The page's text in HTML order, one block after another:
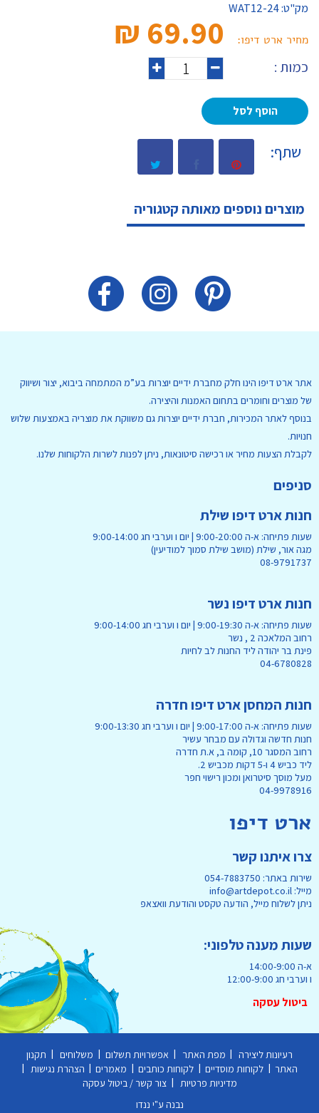
מק"ט:WAT12-24
מחיר ארט דיפו: 69.90 ₪‎
כמות :
הוסף לסל
שתף:
מוצרים נוספים מאותה קטגוריה
אתר ארט דיפו הינו חלק מחברת ידיים יוצרות בע”מ המתמחה ביבוא, יצור ושיווק
של מוצרים וחומרים בתחום האמנות והיצירה.
בנוסף לאתר המכירות, חברת ידיים יוצרות גם משווקת את מוצריה באמצעות שלוש
חנויות.
לקבלת הצעות מחיר או רכישה סיטונאות, ניתן לפנות לשרות הלקוחות שלנו.
סניפים
חנות ארט דיפו שילת
שעות פתיחה: א-ה 9:00-20:00 | יום ו וערבי חג 9:00-14:00
מגה אור, שילת (מושב שילת סמוך למודיעין)
08-9791737
חנות ארט דיפו נשר
שעות פתיחה: א-ה 9:00-19:30 | יום ו וערבי חג 9:00-14:00
רחוב המלאכה 2 , נשר
פינת בר יהודה ליד החנות לב לחיות
04-6780828
חנות המחסן ארט דיפו חדרה
שעות פתיחה: א-ה 9:00-17:00 | יום ו וערבי חג 9:00-13:30
חנות חדשה וגדולה עם מבחר עשיר
רחוב המסגר 10, קומה ב, א.ת חדרה
ליד כביש 4 ו-5 דקות מכביש 2.
מעל מוסך סיטרואן ומכון רישוי חפר
04-9978916
ארט דיפו
צרו איתנו קשר
שירות באתר: 054-7883750
מייל: info@artdepot.co.il
ניתן לשלוח מייל, הודעה טקסט והודעת וואצאפ
שעות מענה טלפוני:
א-ה 14:00-9:00
ו וערבי חג 12:00-9:00
ביטול עסקה
רעיונות ליצירה | מפת האתר | אפשרויות תשלום | משלוחים | תקנון
האתר | לקוחות מוסדיים | לקוחות כותבים | מאמרים | הצהרת נגישות |
מדיניות פרטיות | צור קשר / ביטול עסקה
נבנה ע"י ננדו